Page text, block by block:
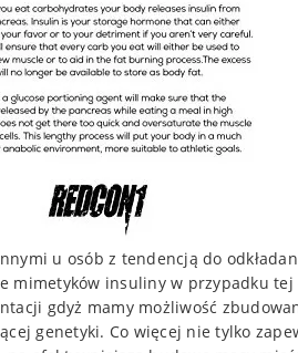
u osób z tendencją do
mimetyków insuliny w przypadku tej
gdyż mamy możliwość
genetyki. Co więcej nie tylko